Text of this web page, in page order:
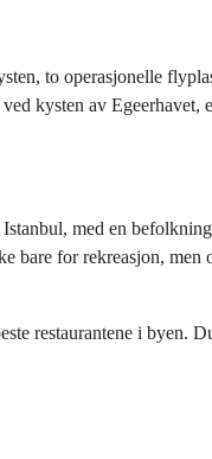
to operasjonelle
kysten av
med en
bare for rekreasjon, men
restaurantene i byen.